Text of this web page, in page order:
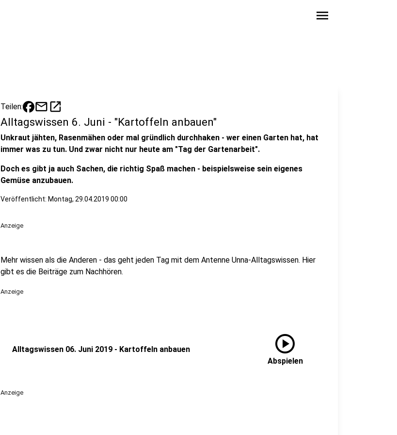
menu
Teilen: mailopen_in_new
Alltagswissen 6. Juni - "Kartoffeln anbauen"
Unkraut jähten, Rasenmähen oder mal gründlich durchhaken - wer einen Garten hat, hat
immer was zu tun. Und zwar nicht nur heute am "Tag der Gartenarbeit".
Doch es gibt ja auch Sachen, die richtig Spaß machen - beispielsweise sein eigenes
Gemüse anzubauen.
Veröffentlicht: Montag, 29.04.2019 00:00
Anzeige
Mehr wissen als die Anderen - das geht jeden Tag mit dem Antenne Unna-Alltagswissen. Hier
gibt es die Beiträge zum Nachhören.
Anzeige
Alltagswissen 06. Juni 2019 - Kartoffeln anbauen play_circle
Abspielen
Anzeige